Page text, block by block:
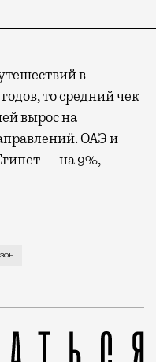
в
то средний чек
вырос на
ОАЭ и
— на 9%,
ехать в Турцию,